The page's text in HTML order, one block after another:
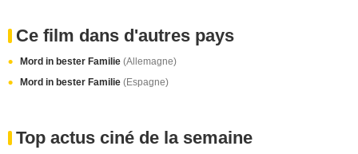
Ce film dans d'autres pays
Mord in bester Familie (Allemagne)
Mord in bester Familie (Espagne)
Top actus ciné de la semaine